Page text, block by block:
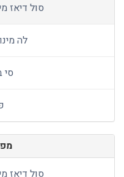
סול דיאז
לה
סי
סול דיאז